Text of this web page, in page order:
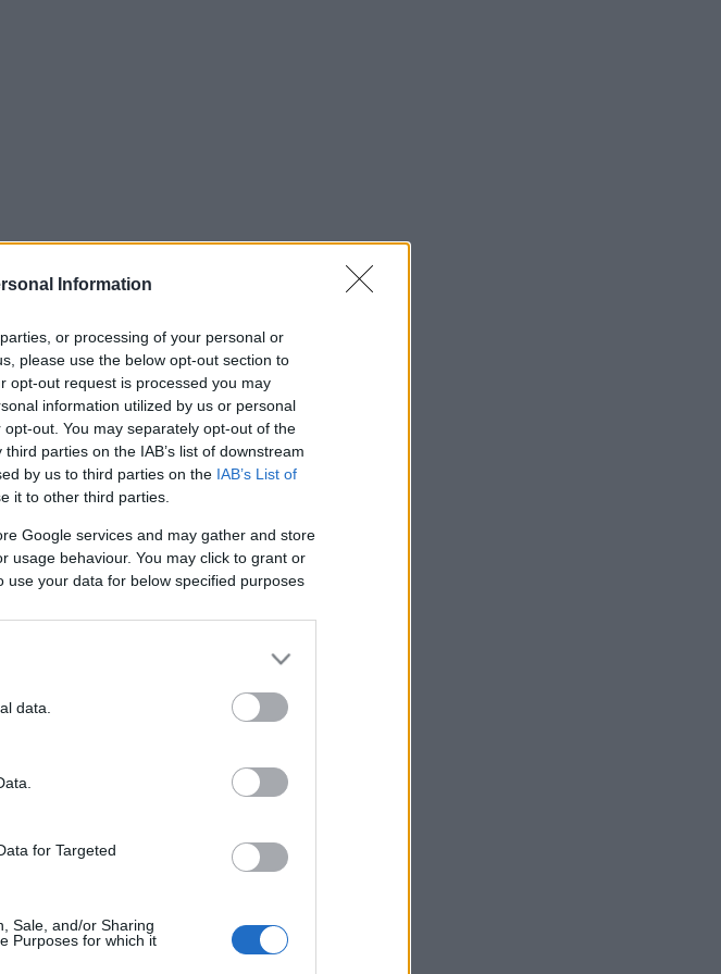
Information
or processing of your personal or
please use the below opt-out section to
opt-out request is processed you may
information utilized by us or personal
out. You may separately opt-out of the
parties on the IAB’s list of downstream
by us to third parties on the IAB’s List of
it to other third parties.
Google services and may gather and store
usage behaviour. You may click to grant or
your data for below specified purposes
data.
for Targeted
Sale, and/or Sharing
Purposes for which it